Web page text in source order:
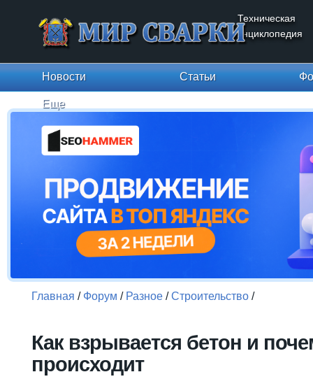
Техническая
энциклопедия
Новости Статьи
Еще
Главная / Форум / Разное /Строительство /
Как взрывается бетон и
происходит